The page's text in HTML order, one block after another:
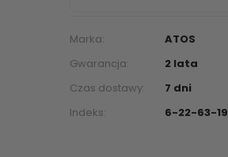
Marka:
ATOS
Gwarancja:
2 lata
Czas dostawy:
7 dni
Indeks:
6-22-63-19